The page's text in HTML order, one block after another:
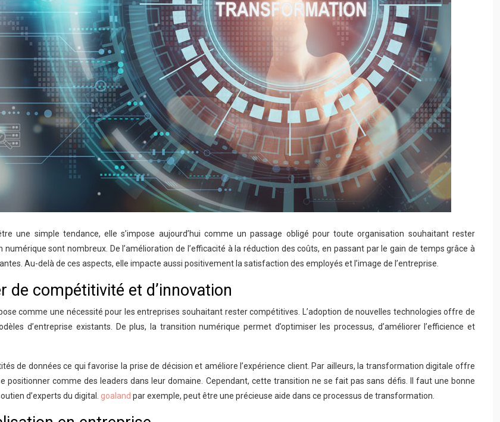
une simple tendance, elle s’impose aujourd’hui comme un passage obligé pour toute organisation souhaitant rester
sont nombreux. De l’amélioration de l’efficacité à la réduction des coûts, en passant par le gain de temps grâce à
Au-delà de ces aspects, elle impacte aussi positivement la satisfaction des employés et l’image de l’entreprise.
compétitivité et d’innovation
comme une nécessité pour les entreprises souhaitant rester compétitives. L’adoption de nouvelles technologies offre de
d’entreprise existants. De plus, la transition numérique permet d’optimiser les processus, d’améliorer l’efficience et
de données ce qui favorise la prise de décision et améliore l’expérience client. Par ailleurs, la transformation digitale offre
comme des leaders dans leur domaine. Cependant, cette transition ne se fait pas sans défis. Il faut une bonne
d’experts du digital. goaland par exemple, peut être une précieuse aide dans ce processus de transformation.